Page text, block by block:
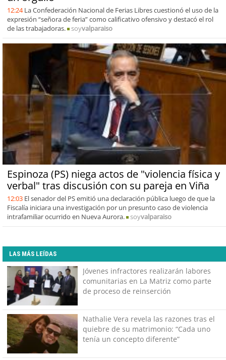
12:24 La Confederación Nacional de Ferias Libres cuestionó el uso de la
expresión “señora de feria” como calificativo ofensivo y destacó el rol
de las trabajadoras.
soyvalparaiso
Espinoza (PS) niega actos de "violencia física y
verbal" tras discusión con su pareja en Viña
12:03 El senador del PS emitió una declaración pública luego de que la
Fiscalía iniciara una investigación por un presunto caso de violencia
intrafamiliar ocurrido en Nueva Aurora.
soyvalparaiso
LAS MÁS LEÍDAS
Jóvenes infractores realizarán labores
comunitarias en La Matriz como parte
de proceso de reinserción
Nathalie Vera revela las razones tras el
quiebre de su matrimonio: “Cada uno
tenía un concepto diferente”